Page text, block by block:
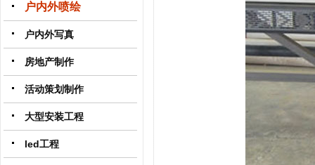
户内外喷绘
户内外写真
房地产制作
活动策划制作
大型安装工程
led工程